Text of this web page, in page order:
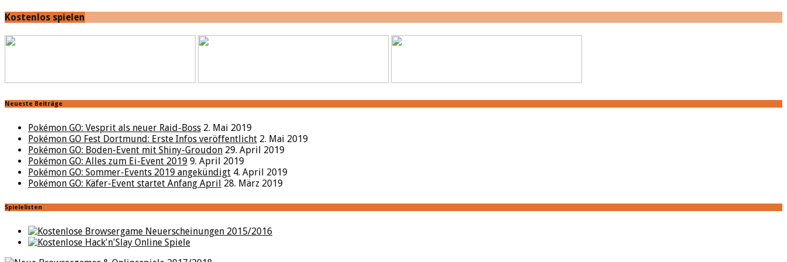
Kostenlos spielen
Neueste Beiträge
Pokémon GO: Vesprit als neuer Raid-Boss 2. Mai 2019
Pokémon GO Fest Dortmund: Erste Infos veröffentlicht 2. Mai 2019
Pokémon GO: Boden-Event mit Shiny-Groudon 29. April 2019
Pokémon GO: Alles zum Ei-Event 2019 9. April 2019
Pokémon GO: Sommer-Events 2019 angekündigt 4. April 2019
Pokémon GO: Käfer-Event startet Anfang April 28. März 2019
Spielelisten